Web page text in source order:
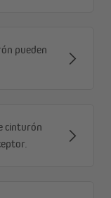
pueden
cinturón